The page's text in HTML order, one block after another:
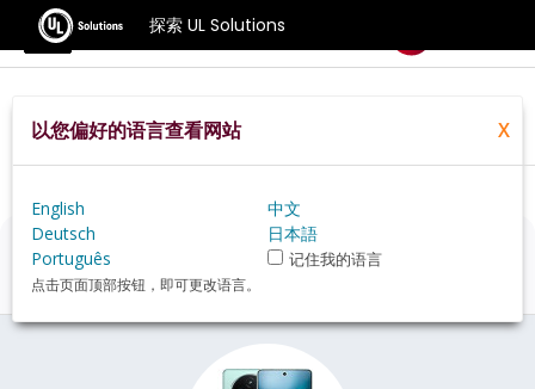
探索 UL Solutions
基准测试
Home Zh Hans Hardware
Vivo+X100s+review
Vivo X100s评估
以您偏好的语言查看网站 X
English
中文
Deutsch
日本語
Português
记住我的语言
点击页面顶部按钮，即可更改语言。